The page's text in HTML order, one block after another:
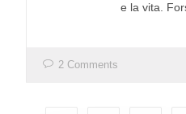
e la vita.
2 Comments